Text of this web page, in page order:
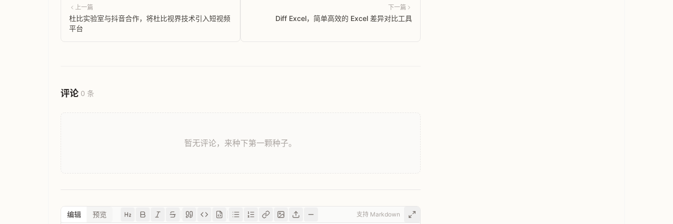
上一篇
杜比实验室与抖音合作，将杜比视界技术引入短视频
平台
下一篇
Diff Excel，简单高效的 Excel 差异对比工具
评论 0 条
暂无评论，来种下第一颗种子。
编辑 预览 支持 Markdown